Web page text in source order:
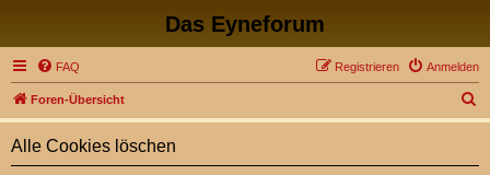
Das Eyneforum
FAQ Anmelden
Registrieren
Foren-Übersicht
u
Alle Cookies löschen